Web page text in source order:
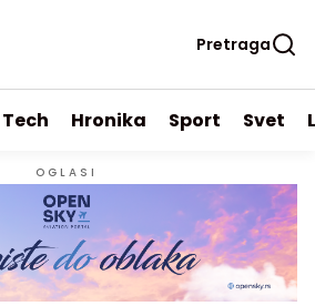
Pretraga
Tech Hronika Sport Svet
OGLASI